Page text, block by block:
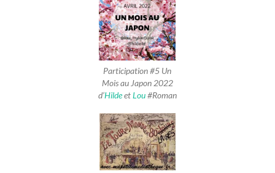
Participation #5 Un
Mois au Japon 2022
d’HildeetLou#Roman